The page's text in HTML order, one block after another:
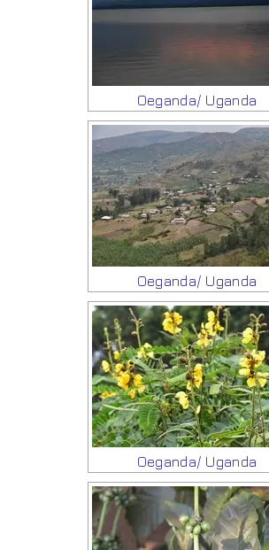
Oeganda/ Uganda
Oeganda/ Uganda
Oeganda/ Uganda